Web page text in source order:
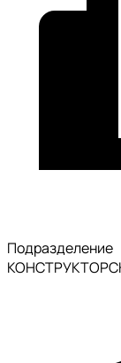
Подразделение